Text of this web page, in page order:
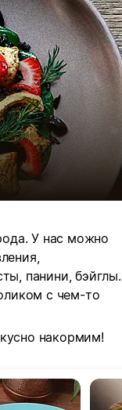
У нас можно
панини, бэйглы.
с чем-то
накормим!